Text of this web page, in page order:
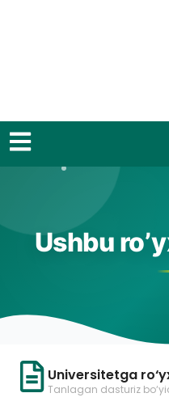
Ushbu
Universitetga
Tanlagan dasturiz